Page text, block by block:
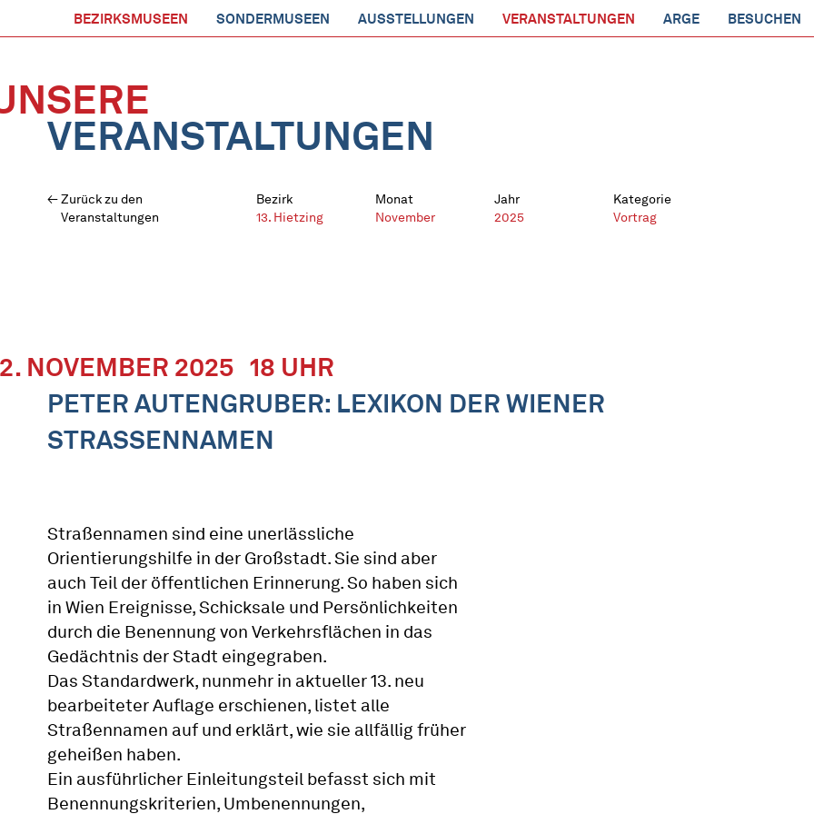
BEZIRKSMUSEEN SONDERMUSEEN AUSSTELLUNGEN VERANSTALTUNGEN ARGE BESUCHEN
VERANSTALTUNGEN
Zurück zu den
Veranstaltungen
Bezirk
13. Hietzing
Monat
November
Jahr
2025
Kategorie
Vortrag
NOVEMBER 2025 18 UHR
PETER AUTENGRUBER: LEXIKON DER WIENER
STRASSENNAMEN
Straßennamen sind eine unerlässliche
Orientierungshilfe in der Großstadt. Sie sind aber
auch Teil der öffentlichen Erinnerung. So haben sich
in Wien Ereignisse, Schicksale und Persönlichkeiten
durch die Benennung von Verkehrsflächen in das
Gedächtnis der Stadt eingegraben.
Das Standardwerk, nunmehr in aktueller 13. neu
bearbeiteter Auflage erschienen, listet alle
Straßennamen auf und erklärt, wie sie allfällig früher
geheißen haben.
Ein ausführlicher Einleitungsteil befasst sich mit
Benennungskriterien, Umbenennungen,